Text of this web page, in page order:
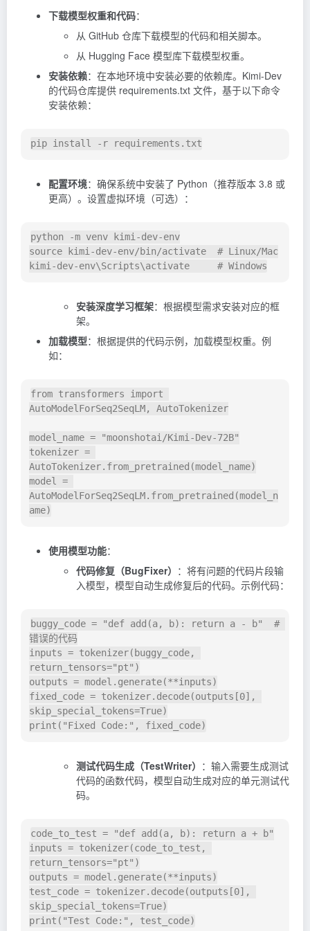
下载模型权重和代码：
从 GitHub 仓库下载模型的代码和相关脚本。
从 Hugging Face 模型库下载模型权重。
安装依赖：在本地环境中安装必要的依赖库。Kimi-Dev
的代码仓库提供 requirements.txt 文件，基于以下命令
安装依赖：
pip install -r requirements.txt
配置环境：确保系统中安装了 Python（推荐版本 3.8 或
更高）。设置虚拟环境（可选）：
python -m
source kimi-dev-env/bin/activate # Linux/Mac
kimi-dev-env\Scripts\activate # Windows
安装深度学习框架：根据模型需求安装对应的框
架。
加载模型：根据提供的代码示例，加载模型权重。例
如：
from transformers import
AutoModelForSeq2SeqLM , AutoTokenizer
model_name =
"moonshotai/Kimi-Dev-72B"
tokenizer =
AutoTokenizer. from_pretrained (model_name)
model =
AutoModelForSeq2SeqLM . from_pretrained (model_n
ame)
使用模型功能：
代码修复（BugFixer） ：将有问题的代码片段输
入模型，模型自动生成修复后的代码。示例代码：
buggy_code = "def add(a, b): return a - b"
#
错误的代码
inputs = tokenizer( buggy_code,
return_tensors="pt" )
outputs = model . generate(**inputs )
fixed_code = tokenizer. decode(outputs 0
,
skip_special_tokens=True)
print ( "Fixed Code:" , fixed_code)
测试代码生成（TestWriter） ：输入需要生成测试
代码的函数代码，模型自动生成对应的单元测试代
码。
code_to_test =
"def add(a, b): return a + b"
inputs = tokenizer(code_to_test ,
return_tensors="pt" )
outputs = model . generate(**inputs )
test_code = tokenizer. decode(outputs 0
,
skip_special_tokens=True)
print ( "Test Code:" , test_code)